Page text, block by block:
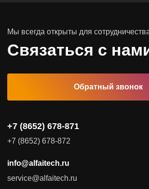
Автоматизированные рабочие места
Видеоконференцсвязь
Поставка продуктов для резервного
Соответствие требованиям и стандартам
Антивирусная защита
Мы всегда открыты для
Связаться с
Обратный звонок
+7 (8652) 678-871
+7 (8652) 678-872
info@alfaitech.ru
service@alfaitech.ru